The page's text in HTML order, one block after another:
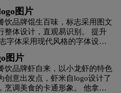
红色logo设计
计 集团logo设计
酒店logo设计
会计师事务所logo设计
象鼻相互连接，形成爱心形
称的寓意：热爱生活，分享美
征着健康和放心，体现了企业
质。 将中国结的传统图案融入
统文化的内涵，具有吉祥如意、
字体“嘉”笔画创意设计成叶
意。
图片
饮品牌馄生百味，标志采用图文
整体设计，直观易识别。 提升
字体采用现代风格的字体设计
结合，体现出柔和、亲切、时尚
。 标志图形融合了香氛元素的
、美味等产品特性。 标志采用
相结合。
图片
饮品牌虾自来，以小龙虾的特色
创意出发点，虾米自logo设计了
烹调美食的卡通形象。 他拿着